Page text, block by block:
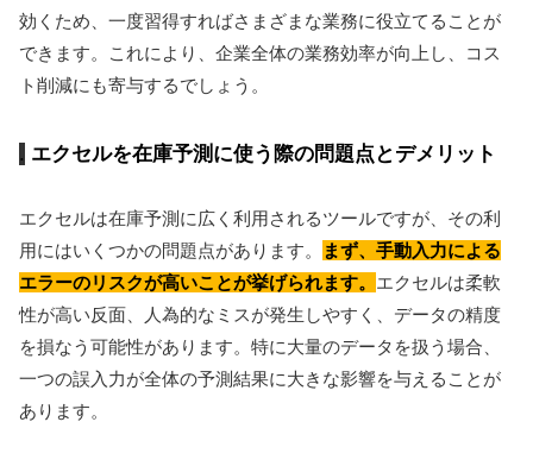
効くため、一度習得すればさまざまな業務に役立てることが
できます。これにより、企業全体の業務効率が向上し、コス
ト削減にも寄与するでしょう。
エクセルを在庫予測に使う際の問題点とデメリット
エクセルは在庫予測に広く利用されるツールですが、その利
用にはいくつかの問題点があります。
まず、手動入力による
エラーのリスクが高いことが挙げられます。 エクセルは柔軟
性が高い反面、人為的なミスが発生しやすく、データの精度
を損なう可能性があります。特に大量のデータを扱う場合、
一つの誤入力が全体の予測結果に大きな影響を与えることが
あります。